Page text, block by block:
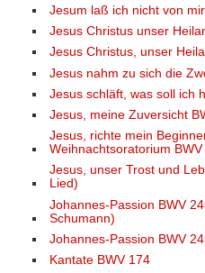
Jesum laß ich nicht von
Jesus Christus unser
Jesus Christus, unser
Jesus nahm zu sich die
Jesus schläft, was soll ich
Jesus, meine Zuversicht
Jesus, richte mein
Weihnachtsoratorium BWV
Jesus, unser Trost und
Lied)
Johannes-Passion BWV
Schumann)
Johannes-Passion BWV
Kantate BWV 174